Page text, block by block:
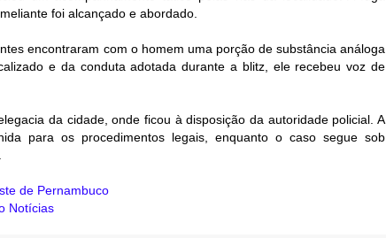
foi alcançado e abordado.
encontraram com o homem uma porção de substância análoga
e da conduta adotada durante a blitz, ele recebeu voz de
da cidade, onde ficou à disposição da autoridade policial. A
para os procedimentos legais, enquanto o caso segue sob
de Pernambuco
Notícias